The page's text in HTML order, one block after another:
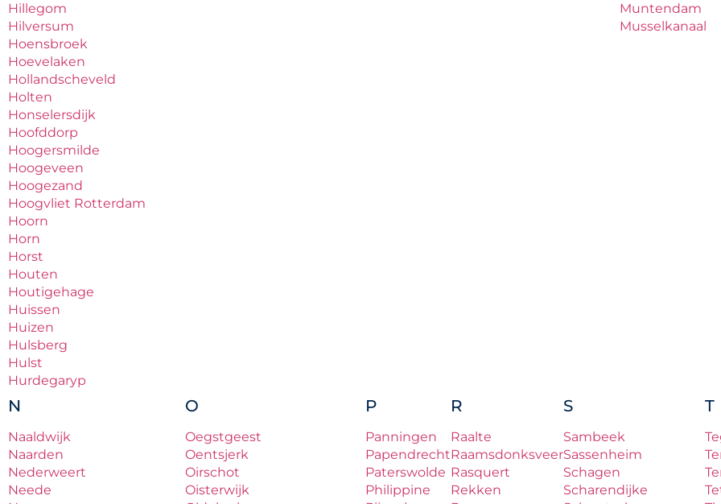
Hillegom
Hilversum
Hoensbroek
Hoevelaken
Hollandscheveld
Holten
Honselersdijk
Hoofddorp
Hoogersmilde
Hoogeveen
Hoogezand
Hoogvliet Rotterdam
Hoorn
Horn
Horst
Houten
Houtigehage
Huissen
Huizen
Hulsberg
Hulst
Hurdegaryp
Muntendam
Musselkanaal
N
Naaldwijk
Naarden
Nederweert
Neede
O
Oegstgeest
Oentsjerk
Oirschot
Oisterwijk
P
Panningen
Papendrecht
Paterswolde
Philippine
R
Raalte
Raamsdonksveer
Rasquert
Rekken
S
Sambeek
Sassenheim
Schagen
Scharendijke
T